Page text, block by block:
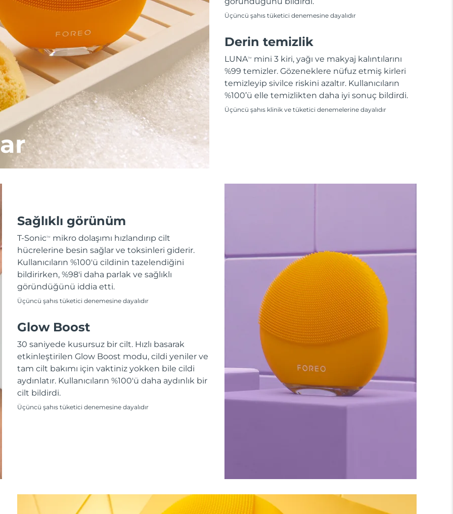
Üçüncü şahıs tüketici denemesine dayalıdır
Derin temizlik
LUNATM
mini 3 kiri, yağı ve makyaj kalıntılarını
%99 temizler. Gözeneklere nüfuz etmiş kirleri
temizleyip sivilce riskini azaltır. Kullanıcıların
%100’ü elle temizlikten daha iyi sonuç bildirdi.
Üçüncü şahıs klinik ve tüketici denemelerine dayalıdır
Sağlıklı görünüm
T-SonicTM
mikro dolaşımı hızlandırıp cilt
hücrelerine besin sağlar ve toksinleri giderir.
Kullanıcıların %100'ü cildinin tazelendiğini
bildirirken, %98'i daha parlak ve sağlıklı
göründüğünü iddia etti.
Üçüncü şahıs tüketici denemesine dayalıdır
Glow Boost
30 saniyede kusursuz bir cilt. Hızlı basarak
etkinleştirilen Glow Boost modu, cildi yeniler ve
tam cilt bakımı için vaktiniz yokken bile cildi
aydınlatır. Kullanıcıların %100'ü daha aydınlık bir
cilt bildirdi.
Üçüncü şahıs tüketici denemesine dayalıdır